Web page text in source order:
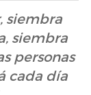
siembra
siembra
personas
cada día